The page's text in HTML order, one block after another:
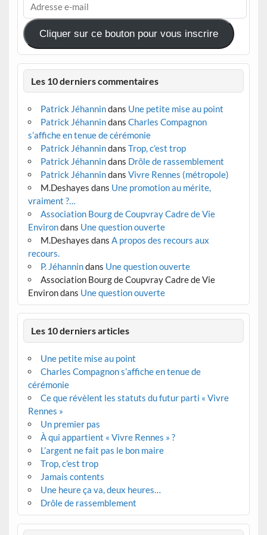
mail
Cliquer sur ce bouton pour vous inscrire
Les 10 derniers commentaires
Patrick Jéhannindans Une petite mise au point
Patrick Jéhannindans Charles Compagnon
s’affiche en tenue de cérémonie
Patrick Jéhannindans Trop, c’est trop
Patrick Jéhannindans Drôle de rassemblement
Patrick Jéhannindans Vivre Rennes (métropole)
M.Deshayes dans Une promotion au mérite,
vraiment ?…
Association Bourg de Coupvray Cadre de Vie
Environdans Une question ouverte
M.Deshayes dans A propos des recours aux
recours.
P. Jéhannindans Une question ouverte
Association Bourg de Coupvray Cadre de Vie
Environdans Une question ouverte
Les 10 derniers articles
Une petite mise au point
Charles Compagnon s’affiche en tenue de
cérémonie
Ce que révèlent les statuts du futur parti « Vivre
Rennes »
Un premier pas
À qui appartient « Vivre Rennes » ?
L’argent ne fait pas le bon maire
Trop, c’est trop
Jamais contents
Une heure ça va, deux heures…
Drôle de rassemblement